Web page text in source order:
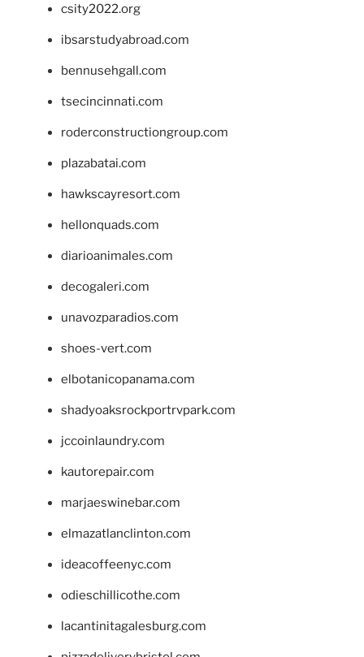
csity2022.org
ibsarstudyabroad.com
bennusehgall.com
tsecincinnati.com
roderconstructiongroup.com
plazabatai.com
hawkscayresort.com
hellonquads.com
diarioanimales.com
decogaleri.com
unavozparadios.com
shoes-vert.com
elbotanicopanama.com
shadyoaksrockportrvpark.com
jccoinlaundry.com
kautorepair.com
marjaeswinebar.com
elmazatlanclinton.com
ideacoffeenyc.com
odieschillicothe.com
lacantinitagalesburg.com